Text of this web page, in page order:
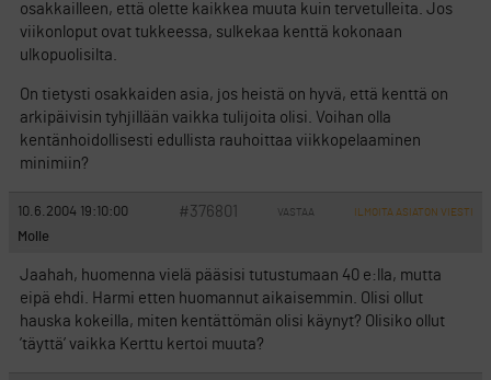
osakkailleen, että olette kaikkea muuta kuin tervetulleita. Jos
viikonloput ovat tukkeessa, sulkekaa kenttä kokonaan
ulkopuolisilta.
On tietysti osakkaiden asia, jos heistä on hyvä, että kenttä on
arkipäivisin tyhjillään vaikka tulijoita olisi. Voihan olla
kentänhoidollisesti edullista rauhoittaa viikkopelaaminen
minimiin?
10.6.2004 19:10:00 #376801 VASTAA ILMOITA ASIATON VIESTI
Molle
Jaahah, huomenna vielä pääsisi tutustumaan 40 e:lla, mutta
eipä ehdi. Harmi etten huomannut aikaisemmin. Olisi ollut
hauska kokeilla, miten kentättömän olisi käynyt? Olisiko ollut
’täyttä’ vaikka Kerttu kertoi muuta?